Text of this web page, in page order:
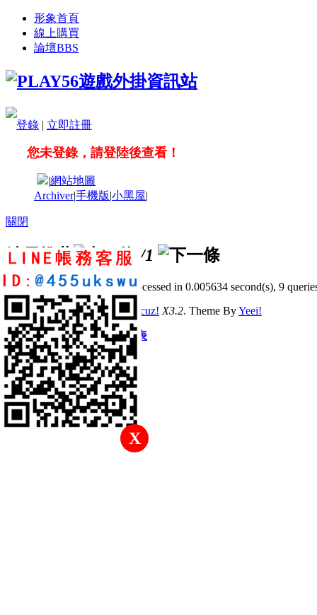
形象首頁
線上購買
論壇BBS
登錄 | 立即註冊
您未登錄，請登陸後查看！
X
|網站地圖
Archiver|手機版|小黑屋|
關閉
站長推薦 /1
GMT+8, 2026-8-9 17:09, Processed in 0.005634 second(s), 9
© 2001-2011 Powered byDiscuz! X3.2. Theme ByYeei!
快速回復 返回頂部 返回列表